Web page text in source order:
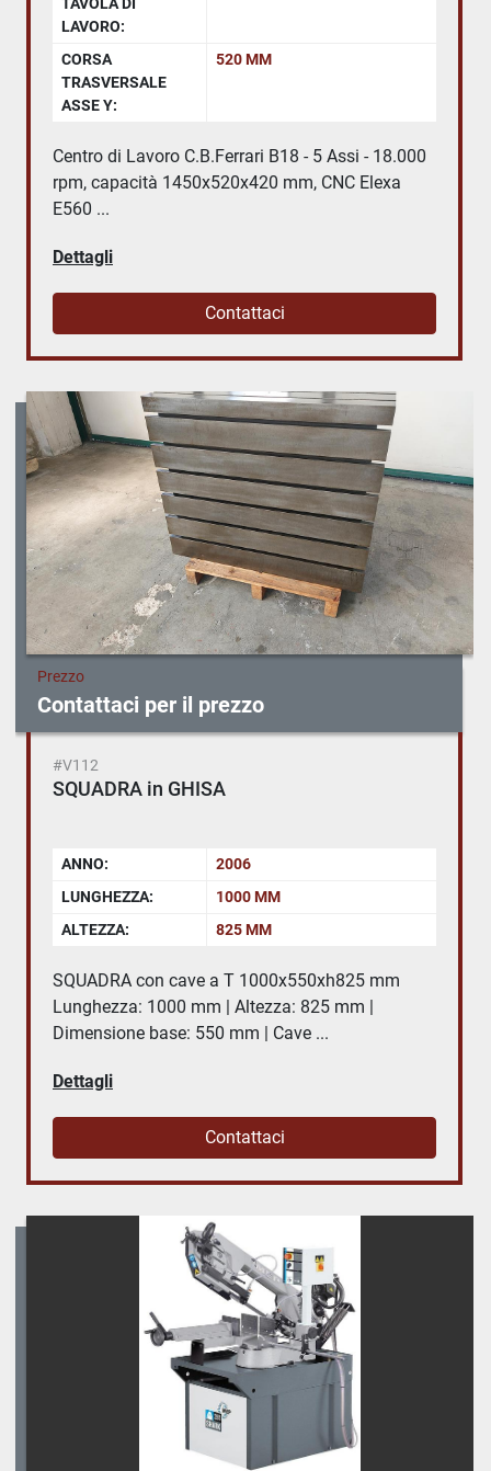
LAVORO:
CORSA
TRASVERSALE
ASSE Y:
520 MM
Centro di Lavoro C.B.Ferrari B18 - 5 Assi - 18.000
rpm, capacità 1450x520x420 mm, CNC Elexa
E560 ...
Dettagli
Contattaci
Prezzo
Contattaci per il prezzo
#V112
SQUADRA in GHISA
ANNO:
2006
LUNGHEZZA:
1000 MM
ALTEZZA:
825 MM
SQUADRA con cave a T 1000x550xh825 mm
Lunghezza: 1000 mm | Altezza: 825 mm |
Dimensione base: 550 mm | Cave ...
Dettagli
Contattaci